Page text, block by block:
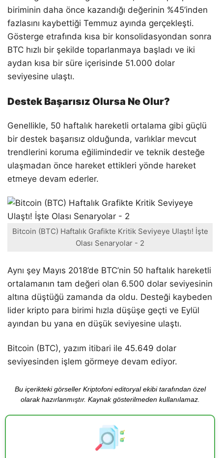
biriminin daha önce kazandığı değerinin %45’inden
fazlasını kaybettiği Temmuz ayında gerçekleşti.
Gösterge etrafında kısa bir konsolidasyondan sonra
BTC hızlı bir şekilde toparlanmaya başladı ve iki
aydan kısa bir süre içerisinde 51.000 dolar
seviyesine ulaştı.
Destek Başarısız Olursa Ne Olur?
Genellikle, 50 haftalık hareketli ortalama gibi güçlü
bir destek başarısız olduğunda, varlıklar mevcut
trendlerini koruma eğilimindedir ve teknik desteğe
ulaşmadan önce hareket ettikleri yönde hareket
etmeye devam ederler.
Bitcoin (BTC) Haftalık Grafikte Kritik Seviyeye Ulaştı! İşte
Olası Senaryolar - 2
Aynı şey Mayıs 2018’de BTC’nin 50 haftalık hareketli
ortalamanın tam değeri olan 6.500 dolar seviyesinin
altına düştüğü zamanda da oldu. Desteği kaybeden
lider kripto para birimi hızla düşüşe geçti ve Eylül
ayından bu yana en düşük seviyesine ulaştı.
Bitcoin (BTC), yazım itibari ile 45.649 dolar
seviyesinden işlem görmeye devam ediyor.
Bu içerikteki görseller Kriptofoni editoryal ekibi tarafından özel
olarak hazırlanmıştır. Kaynak gösterilmeden kullanılamaz.